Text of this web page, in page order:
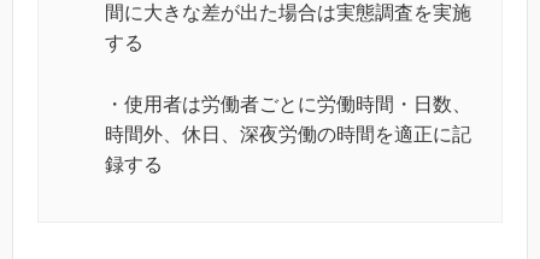
間に大きな差が出た場合は実態調査を実施
する
・使用者は労働者ごとに労働時間・日数、
時間外、休日、深夜労働の時間を適正に記
録する